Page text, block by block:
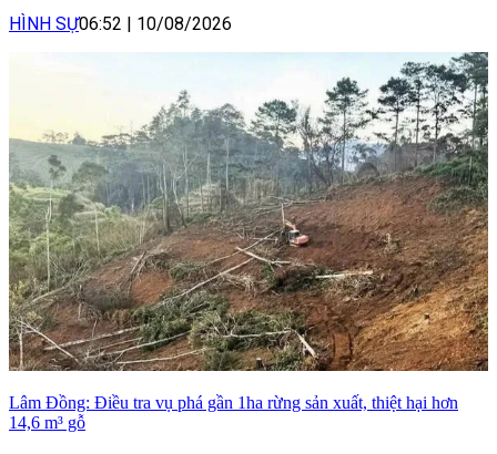
HÌNH SỰ06:52 | 10/08/2026
Lâm Đồng: Điều tra vụ phá gần 1ha rừng sản xuất, thiệt hại hơn
14,6 m³ gỗ